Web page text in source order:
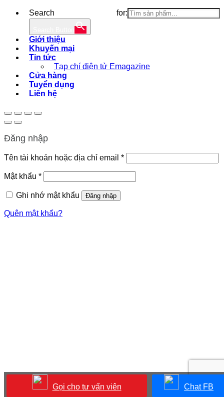
Search for:
Giới thiệu
Khuyến mại
Tin tức
Tạp chí điện tử Emagazine
Cửa hàng
Tuyển dụng
Liên hệ
Gọi cho tư vấn viên Chat FB
Đăng nhập
Tên tài khoản hoặc địa chỉ email *Bắt
buộc
Mật khẩu *Bắt
buộc
Ghi nhớ mật khẩu
Đăng nhập
Quên mật khẩu?